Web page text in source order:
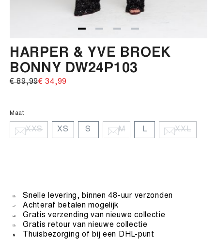
HARPER & YVE BROEK
BONNY DW24P103
€ 89,99‌€ 34,99‌
Maat
XXS XS S M L XXL
Snelle levering, binnen 48-uur verzonden
Achteraf betalen mogelijk
Gratis verzending van nieuwe collectie
Gratis retour van nieuwe collectie
Thuisbezorging of bij een DHL-punt